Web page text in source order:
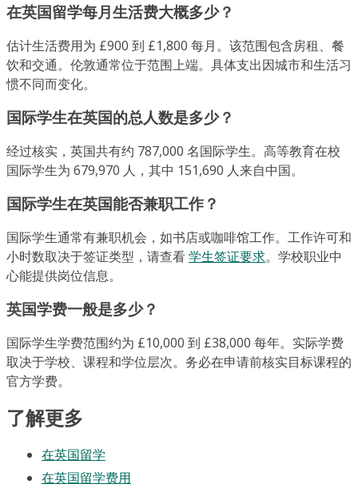
在英国留学每月生活费大概多少？
估计生活费用为 £900 到 £1,800 每月。该范围包含房租、餐
饮和交通。伦敦通常位于范围上端。具体支出因城市和生活习
惯不同而变化。
国际学生在英国的总人数是多少？
经过核实，英国共有约 787,000 名国际学生。高等教育在校
国际学生为 679,970 人，其中 151,690 人来自中国。
国际学生在英国能否兼职工作？
国际学生通常有兼职机会，如书店或咖啡馆工作。工作许可和
小时数取决于签证类型，请查看学生签证要求。学校职业中
心能提供岗位信息。
英国学费一般是多少？
国际学生学费范围约为 £10,000 到 £38,000 每年。实际学费
取决于学校、课程和学位层次。务必在申请前核实目标课程的
官方学费。
了解更多
在英国留学
在英国留学费用